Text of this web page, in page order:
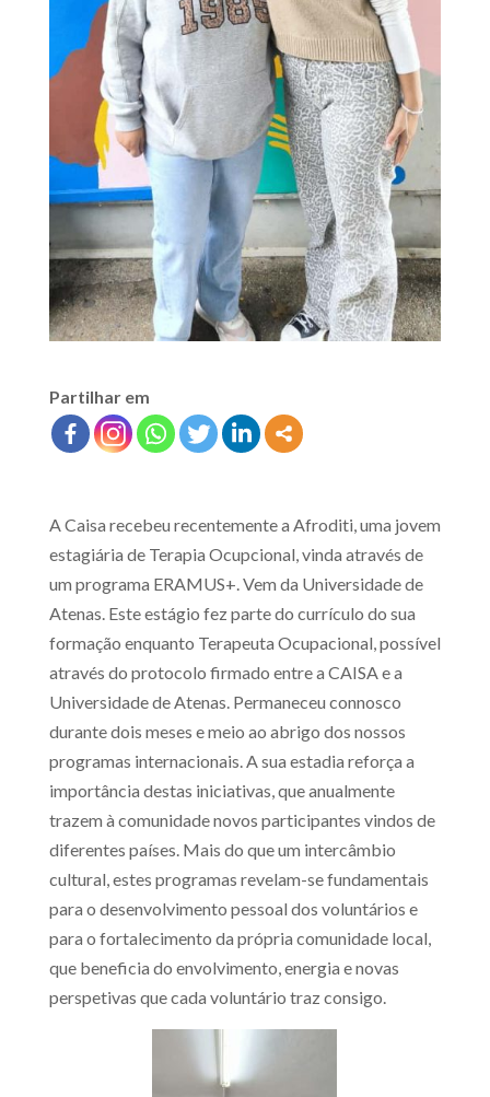
Partilhar em
A Caisa recebeu recentemente a Afroditi, uma jovem
estagiária de Terapia Ocupcional, vinda através de
um programa ERAMUS+. Vem da Universidade de
Atenas. Este estágio fez parte do currículo do sua
formação enquanto Terapeuta Ocupacional, possível
através do protocolo firmado entre a CAISA e a
Universidade de Atenas. Permaneceu connosco
durante dois meses e meio ao abrigo dos nossos
programas internacionais. A sua estadia reforça a
importância destas iniciativas, que anualmente
trazem à comunidade novos participantes vindos de
diferentes países. Mais do que um intercâmbio
cultural, estes programas revelam-se fundamentais
para o desenvolvimento pessoal dos voluntários e
para o fortalecimento da própria comunidade local,
que beneficia do envolvimento, energia e novas
perspetivas que cada voluntário traz consigo.